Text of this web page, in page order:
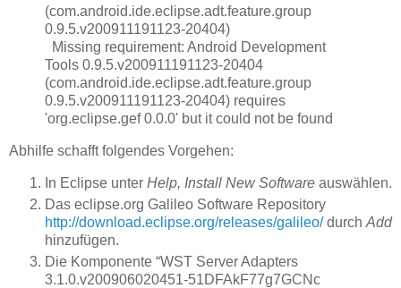
(com.android.ide.eclipse.adt.feature.group
0.9.5.v200911191123-20404)
Missing requirement: Android Development
Tools 0.9.5.v200911191123-20404
(com.android.ide.eclipse.adt.feature.group
0.9.5.v200911191123-20404) requires
'org.eclipse.gef 0.0.0' but it could not be found
Abhilfe schafft folgendes Vorgehen:
In Eclipse unter Help, Install New Software auswählen.
Das eclipse.org Galileo Software Repository
http://download.eclipse.org/releases/galileo/durch Add
hinzufügen.
Die Komponente “WST Server Adapters
3.1.0.v200906020451-51DFAkF77g7GCNc